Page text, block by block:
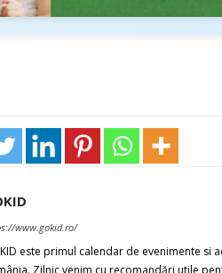
www.gokid.ro/
este primul calendar de evenimente si
Zilnic venim cu recomandări utile